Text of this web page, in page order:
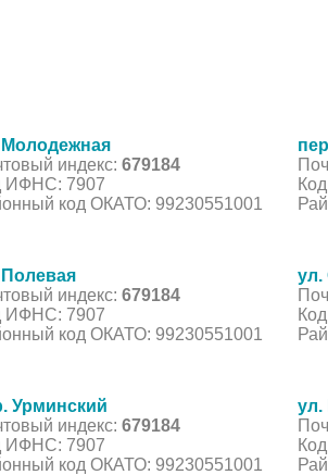
Молодежная
индекс: 679184
ИФНС: 7907
код ОКАТО: 99230551001
индекс: 679184
ИФНС: 7907
код ОКАТО: 99230551001
ул.
Урминский
индекс: 679184
ИФНС: 7907
код ОКАТО: 99230551001
ул.